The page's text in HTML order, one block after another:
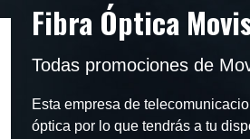
Fibra Óptica
Todas promociones de
Esta empresa de
óptica por lo que tendrás a tu